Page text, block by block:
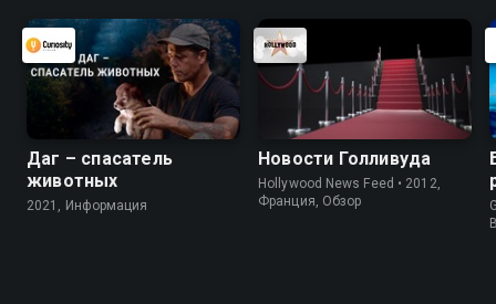
Даг – спасатель
животных
2021, Информация
Новости Голливуда
Hollywood News Feed • 2012,
Франция, Обзор